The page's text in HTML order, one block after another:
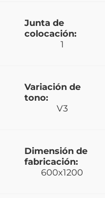
Junta de
colocación:
1
Variación de
tono:
V3
Dimensión de
fabricación:
600x1200